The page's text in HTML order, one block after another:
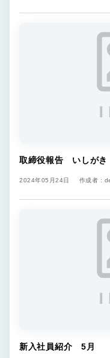
取締役報告 いしがき
2024年05月24日 作成者 :
新入社員紹介 5月